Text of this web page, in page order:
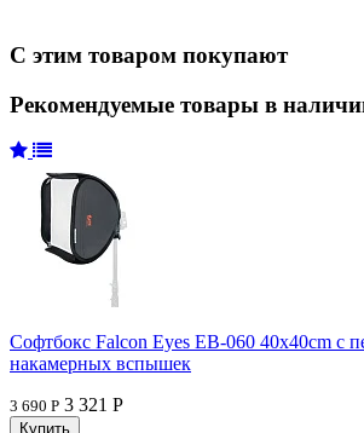
С этим товаром покупают
Рекомендуемые товары в
Софтбокс Falcon Eyes EB-060 40x40cm с
накамерных вспышек
3 690 Р 3 321 Р